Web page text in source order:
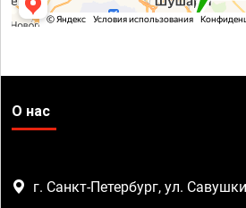
О нас
г. Санкт-Петербург, ул.